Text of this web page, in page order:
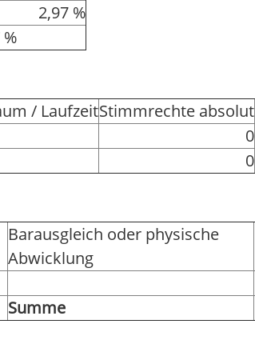
2,97 %
/ LaufzeitStimmrechte absolut
0
0
Barausgleich oder physische
Abwicklung
Summe